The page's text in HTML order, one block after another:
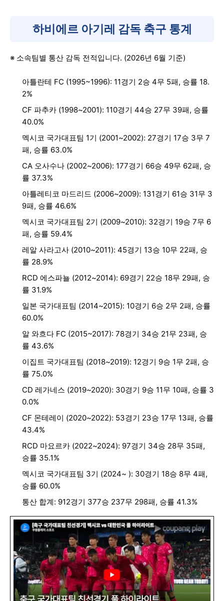
하비에르 아기레 감독 축구 통계
※ 소속팀별 통산 감독 전적입니다. (2026년 6월 기준)
아틀란테 FC (1995~1996): 11경기 2승 4무 5패, 승률 18.
2%
CF 파추카 (1998~2001): 110경기 44승 27무 39패, 승률
40.0%
멕시코 국가대표팀 1기 (2001~2002): 27경기 17승 3무 7
패, 승률 63.0%
CA 오사수나 (2002~2006): 177경기 66승 49무 62패, 승
률 37.3%
아틀레티코 마드리드 (2006~2009): 131경기 61승 31무 3
9패, 승률 46.6%
멕시코 국가대표팀 2기 (2009~2010): 32경기 19승 7무 6
패, 승률 59.4%
레알 사라고사 (2010~2011): 45경기 13승 10무 22패, 승
률 28.9%
RCD 에스파뇰 (2012~2014): 69경기 22승 18무 29패, 승
률 31.9%
일본 국가대표팀 (2014~2015): 10경기 6승 2무 2패, 승률
60.0%
알 와흐다 FC (2015~2017): 78경기 34승 21무 23패, 승
률 43.6%
이집트 국가대표팀 (2018~2019): 12경기 9승 1무 2패, 승
률 75.0%
CD 레가네스 (2019~2020): 30경기 9승 11무 10패, 승률 3
0.0%
CF 몬테레이 (2020~2022): 53경기 23승 17무 13패, 승률
43.4%
RCD 마요르카 (2022~2024): 97경기 34승 28무 35패,
승률 35.1%
멕시코 국가대표팀 3기 (2024~ ): 30경기 18승 8무 4패,
승률 60.0%
통산 합계: 912경기 377승 237무 298패, 승률 41.3%